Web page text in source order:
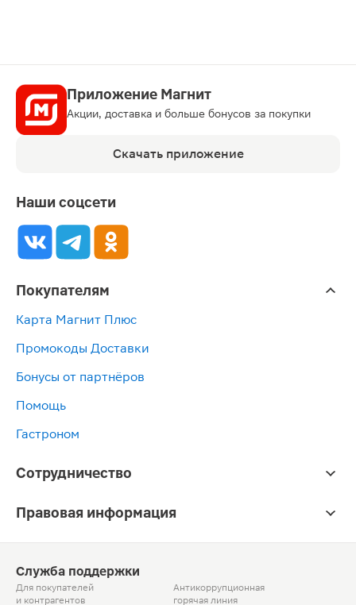
Приложение Магнит
Акции, доставка и больше бонусов за покупки
Скачать приложение
Наши соцсети
Покупателям
Карта Магнит Плюс
Промокоды Доставки
Бонусы от партнёров
Помощь
Гастроном
Сотрудничество
Правовая информация
Служба поддержки
Для покупателей
и контрагентов
Антикоррупционная
горячая линия